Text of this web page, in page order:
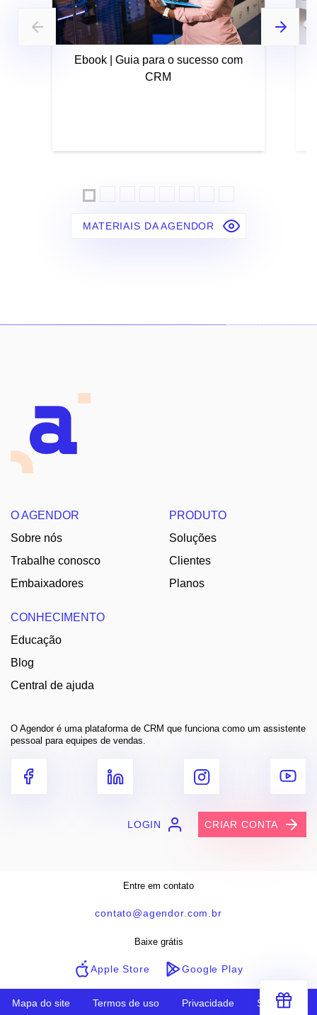
Ebook | Guia para o sucesso com
CRM
MATERIAIS DA AGENDOR
O AGENDOR
Sobre nós
Trabalhe conosco
Embaixadores
PRODUTO
Soluções
Clientes
Planos
CONHECIMENTO
Educação
Blog
Central de ajuda
O Agendor é uma plataforma de CRM que funciona como um assistente
pessoal para equipes de vendas.
LOGIN CRIAR CONTA
Entre em contato
contato@agendor.com.br
Baixe grátis
Apple Store Google Play
Mapa do site Termos de uso Privacidade Segurança